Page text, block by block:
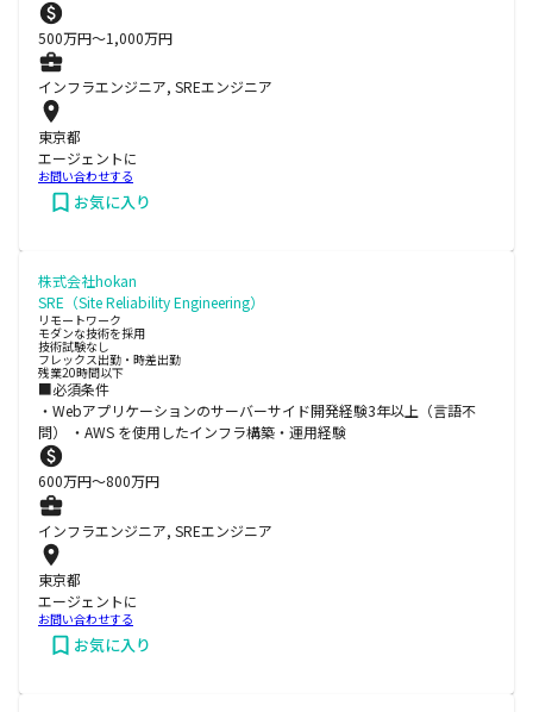
500万円〜1,000万円
インフラエンジニア, SREエンジニア
東京都
エージェントに
お問い合わせする
お気に入り
株式会社hokan
SRE（Site Reliability Engineering）
リモートワーク
モダンな技術を採用
技術試験なし
フレックス出勤・時差出勤
残業20時間以下
■必須条件
・Webアプリケーションのサーバーサイド開発経験3年以上（言語不
問） ・AWS を使用したインフラ構築・運用経験
600万円〜800万円
インフラエンジニア, SREエンジニア
東京都
エージェントに
お問い合わせする
お気に入り